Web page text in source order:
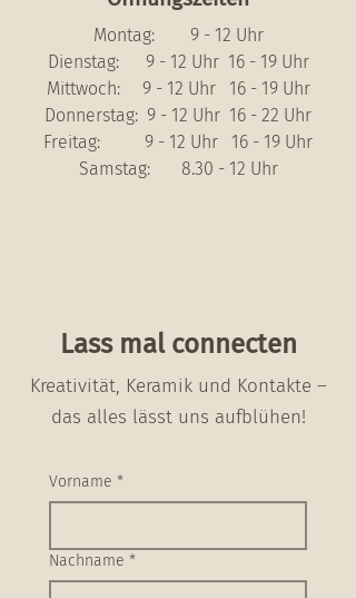
Montag: 9 - 12 Uhr
Dienstag: 9 - 12 Uhr 16 - 19 Uhr
Mittwoch: 9 - 12 Uhr 16 - 19 Uhr
Donnerstag: 9 - 12 Uhr 16 - 22 Uhr
Freitag: 9 - 12 Uhr 16 - 19 Uhr
Samstag: 8.30 - 12 Uhr
Lass mal connecten
Kreativität, Keramik und Kontakte –
das alles lässt uns aufblühen!
Vorname *
Nachname *